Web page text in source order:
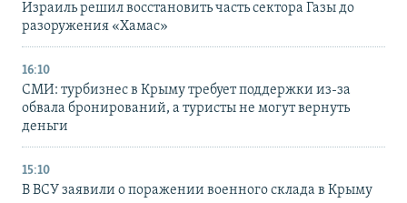
Израиль решил восстановить часть сектора Газы до
разоружения «Хамас»
16:10
СМИ: турбизнес в Крыму требует поддержки из-за
обвала бронирований, а туристы не могут вернуть
деньги
15:10
В ВСУ заявили о поражении военного склада в Крыму